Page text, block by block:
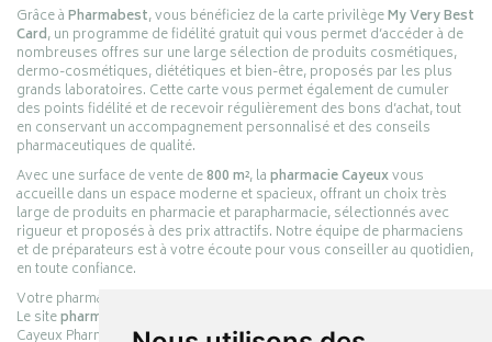
Grâce àPharmabest, vous bénéficiez de la carte privilègeMy Very Best
Card, un programme de fidélité gratuit qui vous permet d’accéder à de
nombreuses offres sur une large sélection de produits cosmétiques,
dermo-cosmétiques, diététiques et bien-être, proposés par les plus
grands laboratoires. Cette carte vous permet également de cumuler
des points fidélité et de recevoir régulièrement des bons d’achat, tout
en conservant un accompagnement personnalisé et des conseils
pharmaceutiques de qualité.
Avec une surface de vente de800 m², lapharmacie Cayeuxvous
accueille dans un espace moderne et spacieux, offrant un choix très
large de produits en pharmacie et parapharmacie, sélectionnés avec
rigueur et proposés à des prix attractifs. Notre équipe de pharmaciens
et de préparateurs est à votre écoute pour vous conseiller au quotidien,
en toute confiance.
Votre pharmacie en ligne :
Le sitepharmacie-cayeux.fr
Cayeux Pharmabest Berck-sur-Mer – Rang-du-Fliers.